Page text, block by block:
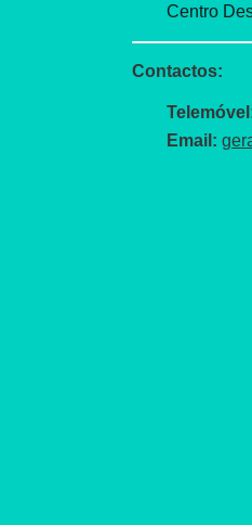
Centro
Contactos:
Email: